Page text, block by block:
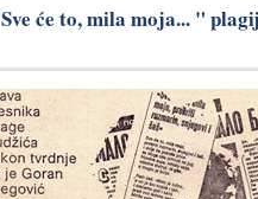
će to, mila moja... "